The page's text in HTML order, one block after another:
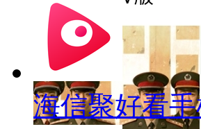
海信聚好看